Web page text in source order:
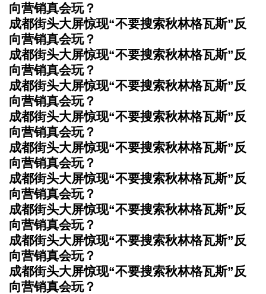
向营销真会玩？
成都街头大屏惊现“不要搜索秋林格瓦斯”反
向营销真会玩？
成都街头大屏惊现“不要搜索秋林格瓦斯”反
向营销真会玩？
成都街头大屏惊现“不要搜索秋林格瓦斯”反
向营销真会玩？
成都街头大屏惊现“不要搜索秋林格瓦斯”反
向营销真会玩？
成都街头大屏惊现“不要搜索秋林格瓦斯”反
向营销真会玩？
成都街头大屏惊现“不要搜索秋林格瓦斯”反
向营销真会玩？
成都街头大屏惊现“不要搜索秋林格瓦斯”反
向营销真会玩？
成都街头大屏惊现“不要搜索秋林格瓦斯”反
向营销真会玩？
成都街头大屏惊现“不要搜索秋林格瓦斯”反
向营销真会玩？